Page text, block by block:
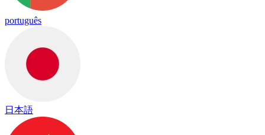
português
日本語